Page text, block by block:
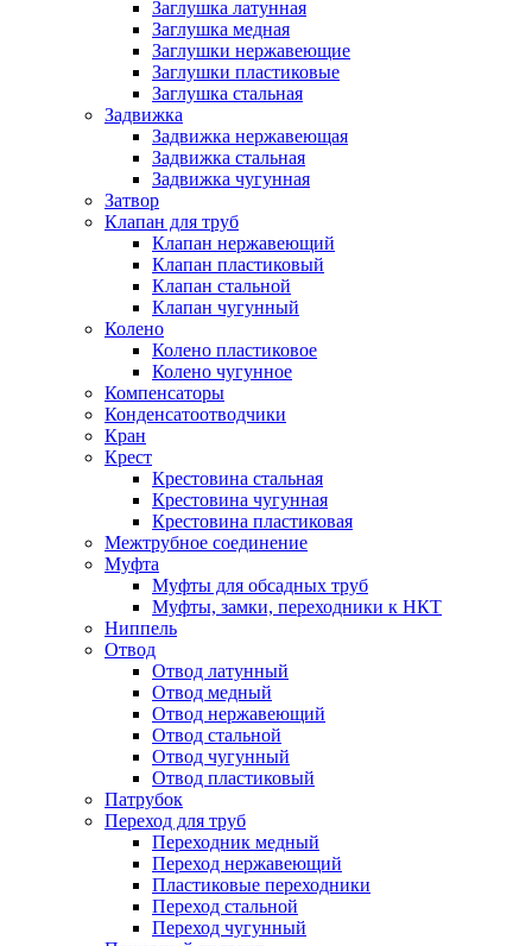
Заглушка латунная
Заглушка медная
Заглушки нержавеющие
Заглушки пластиковые
Заглушка стальная
Задвижка
Задвижка нержавеющая
Задвижка стальная
Задвижка чугунная
Затвор
Клапан для труб
Клапан нержавеющий
Клапан пластиковый
Клапан стальной
Клапан чугунный
Колено
Колено пластиковое
Колено чугунное
Компенсаторы
Конденсатоотводчики
Кран
Крест
Крестовина стальная
Крестовина чугунная
Крестовина пластиковая
Межтрубное соединение
Муфта
Муфты для обсадных труб
Муфты, замки, переходники к НКТ
Ниппель
Отвод
Отвод латунный
Отвод медный
Отвод нержавеющий
Отвод стальной
Отвод чугунный
Отвод пластиковый
Патрубок
Переход для труб
Переходник медный
Переход нержавеющий
Пластиковые переходники
Переход стальной
Переход чугунный